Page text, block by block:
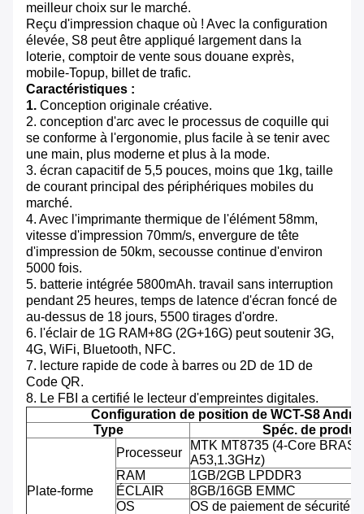
meilleur choix sur le marché.
Reçu d'impression chaque où ! Avec la configuration
élevée, S8 peut être appliqué largement dans la
loterie, comptoir de vente sous douane exprès,
mobile-Topup, billet de trafic.
Caractéristiques :
1. Conception originale créative.
2. conception d'arc avec le processus de coquille qui
se conforme à l'ergonomie, plus facile à se tenir avec
une main, plus moderne et plus à la mode.
3. écran capacitif de 5,5 pouces, moins que 1kg, taille
de courant principal des périphériques mobiles du
marché.
4. Avec l'imprimante thermique de l'élément 58mm,
vitesse d'impression 70mm/s, envergure de tête
d'impression de 50km, secousse continue d'environ
5000 fois.
5. batterie intégrée 5800mAh. travail sans interruption
pendant 25 heures, temps de latence d'écran foncé de
au-dessus de 18 jours, 5500 tirages d'ordre.
6. l'éclair de 1G RAM+8G (2G+16G) peut soutenir 3G,
4G, WiFi, Bluetooth, NFC.
7. lecture rapide de code à barres ou 2D de 1D de
Code QR.
8. Le FBI a certifié le lecteur d'empreintes digitales.
Configuration de position de WCT-S8
Type
Spéc. de produit
Plate-forme
Processeur
MTK MT8735 (4-Core BRAS
A53,1.3GHz)
RAM
1GB/2GB LPDDR3
ÉCLAIR
8GB/16GB EMMC
OS
OS de paiement de sécurité